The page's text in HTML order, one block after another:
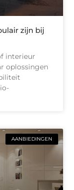
zijn bij
interieur
oplossingen
AANBIEDINGEN